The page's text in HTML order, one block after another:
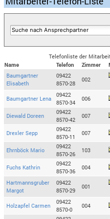
Telefonliste der
Name
Telefon Zimmer
Baumgartner
Elisabeth
09422
8570-28
002
Baumgartner Lena
09422
8570-34
006
Diewald Doreen
09422
8570-42
007
Drexler Sepp
09422
8570-11
007
Ehrnböck Mario
09422
8570-26
103
Fuchs Kathrin
09422
8570-36
004
Hartmannsgruber
Margot
09422
8570-29
001
Holzapfel Carmen
09422
8570-0
004